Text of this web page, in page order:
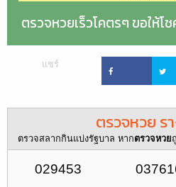
ตรวจหวยเร็วโคตรๆ ขอให้
แชร์
ตรวจหวย ร
ตรวจสลากกินแบ่งรัฐบาล หากตรวจหวย
029453